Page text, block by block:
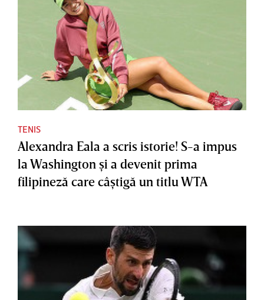
TENIS
Alexandra Eala a scris istorie! S-a impus
la Washington şi a devenit prima
filipineză care câştigă un titlu WTA